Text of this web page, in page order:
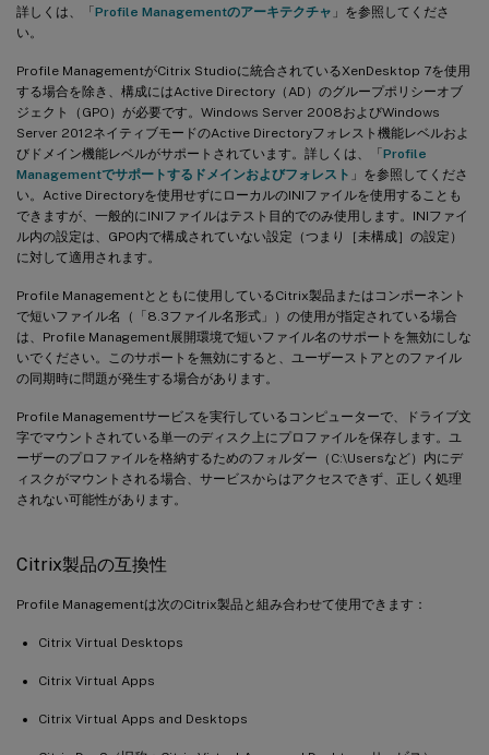
詳しくは、「Profile Managementのアーキテクチャ 」を参照してくださ
い。
Profile ManagementがCitrix Studioに統合されているXenDesktop 7を使用
する場合を除き、構成にはActive Directory（AD）のグループポリシーオブ
ジェクト（GPO）が必要です。Windows Server 2008およびWindows
Server 2012ネイティブモードのActive Directoryフォレスト機能レベルおよ
びドメイン機能レベルがサポートされています。詳しくは、「Profile
Managementでサポートするドメインおよびフォレスト 」を参照してくださ
い。Active Directoryを使用せずにローカルのINIファイルを使用することも
できますが、一般的にINIファイルはテスト目的でのみ使用します。INIファイ
ル内の設定は、GPO内で構成されていない設定（つまり［未構成］の設定）
に対して適用されます。
Profile Managementとともに使用しているCitrix製品またはコンポーネント
で短いファイル名（「8.3ファイル名形式」）の使用が指定されている場合
は、Profile Management展開環境で短いファイル名のサポートを無効にしな
いでください。このサポートを無効にすると、ユーザーストアとのファイル
の同期時に問題が発生する場合があります。
Profile Managementサービスを実行しているコンピューターで、ドライブ文
字でマウントされている単一のディスク上にプロファイルを保存します。ユ
ーザーのプロファイルを格納するためのフォルダー（C:\Usersなど）内にデ
ィスクがマウントされる場合、サービスからはアクセスできず、正しく処理
されない可能性があります。
Citrix製品の互換性
Profile Managementは次のCitrix製品と組み合わせて使用できます：
Citrix Virtual Desktops
Citrix Virtual Apps
Citrix Virtual Apps and Desktops